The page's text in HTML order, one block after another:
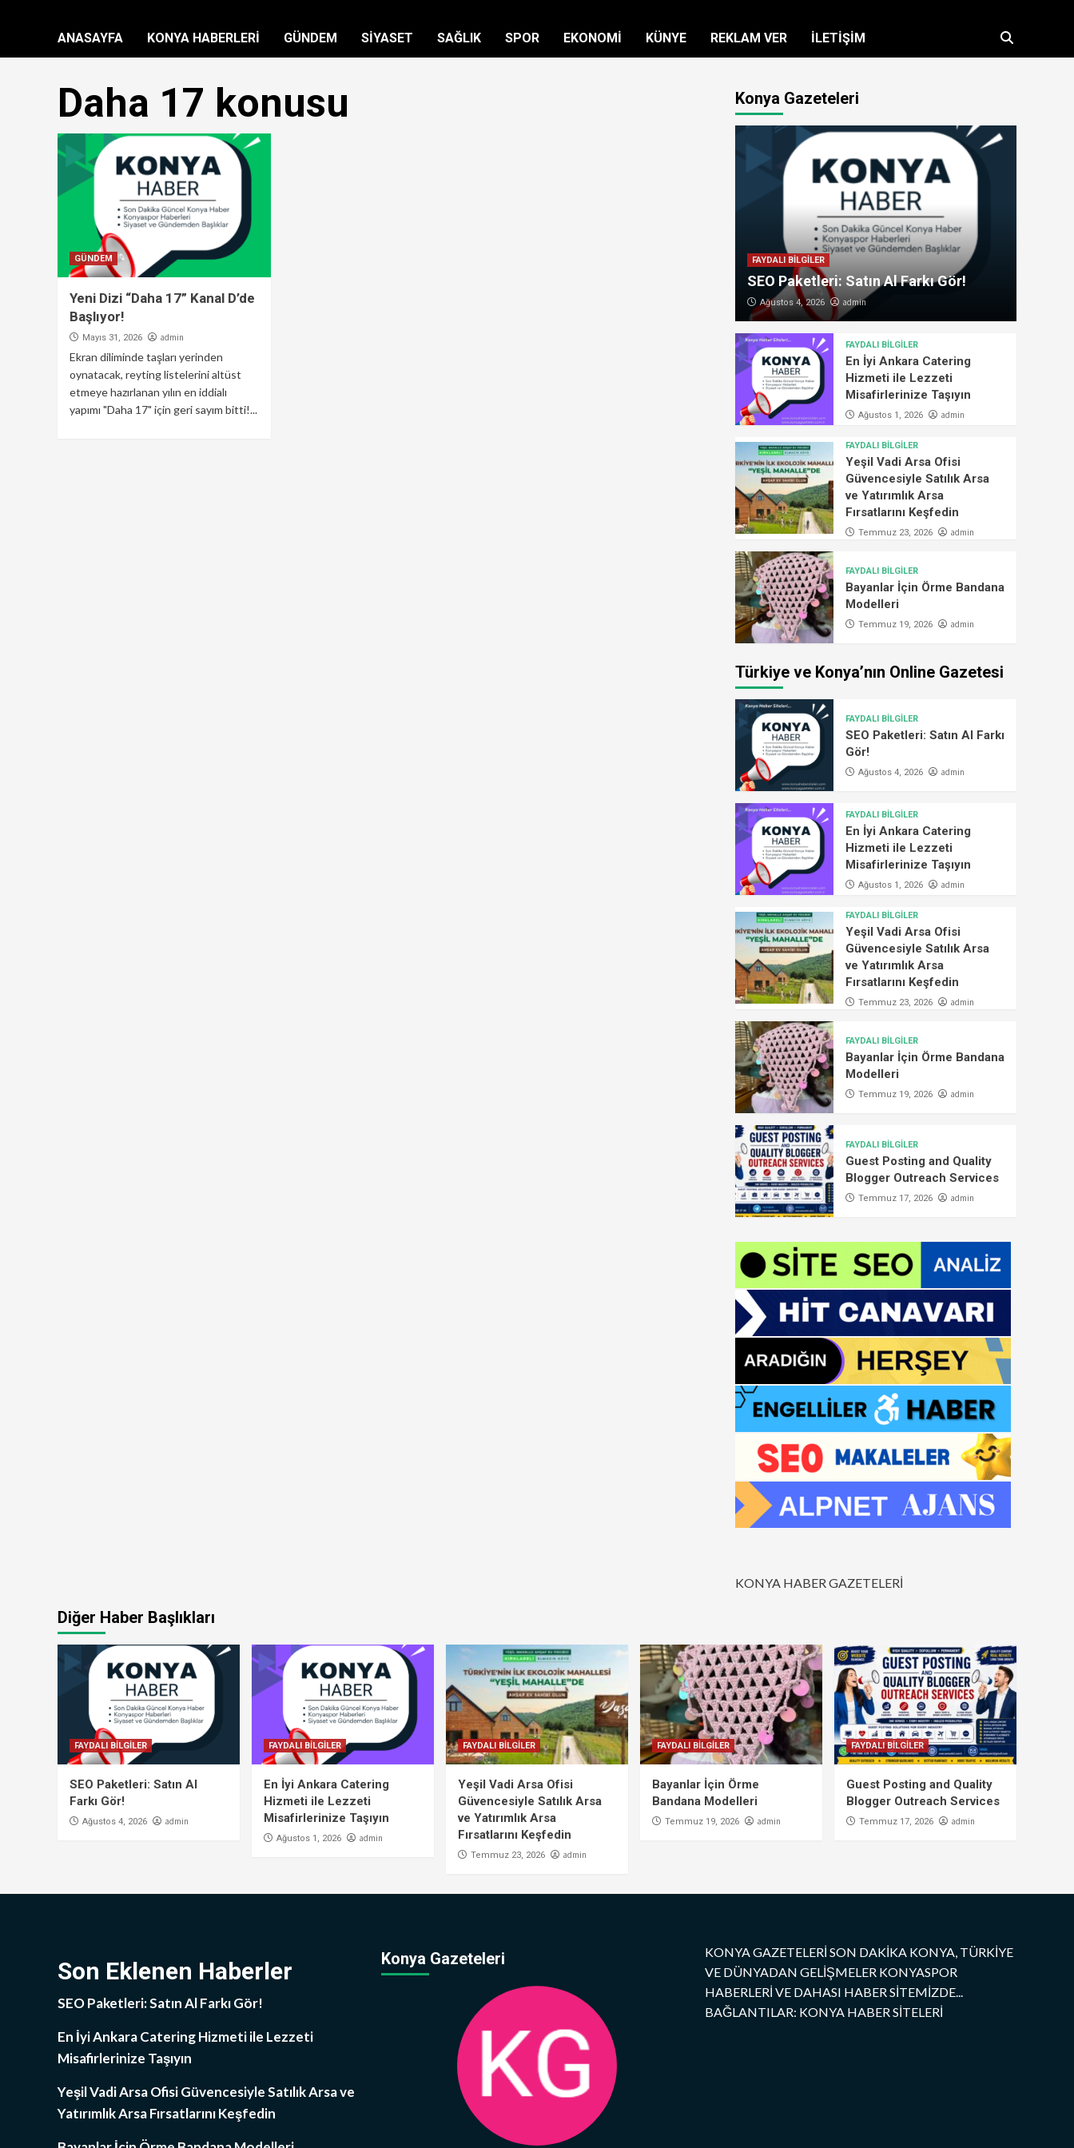
ANASAYFA KONYA HABERLERİ GÜNDEM SİYASET SAĞLIK SPOR EKONOMİ KÜNYE REKLAM VER İLETİŞİM
Daha 17 konusu
GÜNDEM
Yeni Dizi “Daha 17” Kanal D’de
Başlıyor!
Mayıs 31, 2026 admin
Ekran diliminde taşları yerinden
oynatacak, reyting listelerini altüst
etmeye hazırlanan yılın en iddialı
yapımı "Daha 17" için geri sayım bitti!...
Konya Gazeteleri
FAYDALI BİLGİLER
SEO Paketleri: Satın Al Farkı Gör!
Ağustos 4, 2026 admin
FAYDALI BİLGİLER
En İyi Ankara Catering
Hizmeti ile Lezzeti
Misafirlerinize Taşıyın
Ağustos 1, 2026 admin
FAYDALI BİLGİLER
Yeşil Vadi Arsa Ofisi
Güvencesiyle Satılık Arsa
ve Yatırımlık Arsa
Fırsatlarını Keşfedin
Temmuz 23, 2026 admin
FAYDALI BİLGİLER
Bayanlar İçin Örme Bandana
Modelleri
Temmuz 19, 2026 admin
Türkiye ve Konya’nın Online Gazetesi
FAYDALI BİLGİLER
SEO Paketleri: Satın Al Farkı
Gör!
Ağustos 4, 2026 admin
FAYDALI BİLGİLER
En İyi Ankara Catering
Hizmeti ile Lezzeti
Misafirlerinize Taşıyın
Ağustos 1, 2026 admin
FAYDALI BİLGİLER
Yeşil Vadi Arsa Ofisi
Güvencesiyle Satılık Arsa
ve Yatırımlık Arsa
Fırsatlarını Keşfedin
Temmuz 23, 2026 admin
FAYDALI BİLGİLER
Bayanlar İçin Örme Bandana
Modelleri
Temmuz 19, 2026 admin
FAYDALI BİLGİLER
Guest Posting and Quality
Blogger Outreach Services
Temmuz 17, 2026 admin
KONYA HABER GAZETELERİ
Diğer Haber Başlıkları
FAYDALI BİLGİLER
SEO Paketleri: Satın Al
Farkı Gör!
Ağustos 4, 2026 admin
FAYDALI BİLGİLER
En İyi Ankara Catering
Hizmeti ile Lezzeti
Misafirlerinize Taşıyın
Ağustos 1, 2026 admin
FAYDALI BİLGİLER
Yeşil Vadi Arsa Ofisi
Güvencesiyle Satılık Arsa
ve Yatırımlık Arsa
Fırsatlarını Keşfedin
Temmuz 23, 2026 admin
FAYDALI BİLGİLER
Bayanlar İçin Örme
Bandana Modelleri
Temmuz 19, 2026 admin
FAYDALI BİLGİLER
Guest Posting and Quality
Blogger Outreach Services
Temmuz 17, 2026 admin
Son Eklenen Haberler
SEO Paketleri: Satın Al Farkı Gör!
En İyi Ankara Catering Hizmeti ile Lezzeti
Misafirlerinize Taşıyın
Yeşil Vadi Arsa Ofisi Güvencesiyle Satılık Arsa ve
Yatırımlık Arsa Fırsatlarını Keşfedin
Konya Gazeteleri
KONYA GAZETELERİ SON DAKİKA KONYA, TÜRKİYE
VE DÜNYADAN GELİŞMELER KONYASPOR
HABERLERİ VE DAHASI HABER SİTEMİZDE...
BAĞLANTILAR: KONYA HABER SİTELERİ